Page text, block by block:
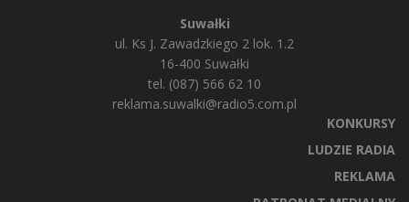
Suwałki
ul. Ks J. Zawadzkiego 2 lok. 1.2
16-400 Suwałki
tel. (087) 566 62 10
reklama.suwalki@radio5.com.pl
KONKURSY
LUDZIE RADIA
REKLAMA